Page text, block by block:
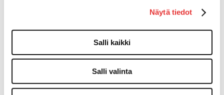
Näytä tiedot
Salli kaikki
Salli valinta
Ski-Doo vapaa-ajan asusteet
Vapaa-aika
Variaattorin hihnat